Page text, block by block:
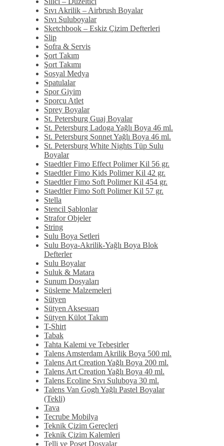
Sıvı Akrilik – Airbrush Boyalar
Sıvı Suluboyalar
Sketchbook – Eskiz Çizim Defterleri
Slip
Sofra & Servis
Şort Takım
Şort Takımı
Sosyal Medya
Spatulalar
Spor Giyim
Sporcu Atlet
Sprey Boyalar
St. Petersburg Guaj Boyalar
St. Petersburg Ladoga Yağlı Boya 46 ml.
St. Petersburg Sonnet Yağlı Boya 46 ml.
St. Petersburg White Nights Tüp Sulu
Boyalar
Staedtler Fimo Effect Polimer Kil 56 gr.
Staedtler Fimo Kids Polimer Kil 42 gr.
Staedtler Fimo Soft Polimer Kil 454 gr.
Staedtler Fimo Soft Polimer Kil 57 gr.
Stella
Stencil Şablonlar
Strafor Objeler
String
Sulu Boya Setleri
Sulu Boya-Akrilik-Yağlı Boya Blok
Defterler
Sulu Boyalar
Suluk & Matara
Sunum Dosyaları
Süsleme Malzemeleri
Sütyen
Sütyen Aksesuarı
Sütyen Külot Takım
T-Shirt
Tabak
Tahta Kalemi ve Tebeşirler
Talens Amsterdam Akrilik Boya 500 ml.
Talens Art Creation Yağlı Boya 200 ml.
Talens Art Creation Yağlı Boya 40 ml.
Talens Ecoline Sıvı Suluboya 30 ml.
Talens Van Gogh Yağlı Pastel Boyalar
(Tekli)
Tava
Tecrube Mobilya
Teknik Çizim Gereçleri
Teknik Çizim Kalemleri
Telli ve Poşet Dosyalar